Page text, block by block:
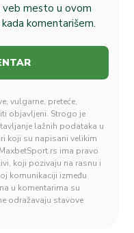
veb mesto u ovom
komentarišem.
vulgarne, preteće,
objavljeni. Strogo je
lažnih podataka u
koji su napisani velikim
ima pravo
koji pozivaju na rasnu i
komunikaciji između
u komentarima su
odražavaju stavove